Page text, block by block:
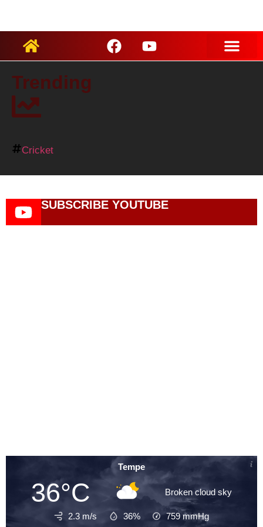
Trending
Cricket
SUBSCRIBE YOUTUBE
Tempe
36°C Broken cloud sky
2.3 m/s 36% 759mmHg